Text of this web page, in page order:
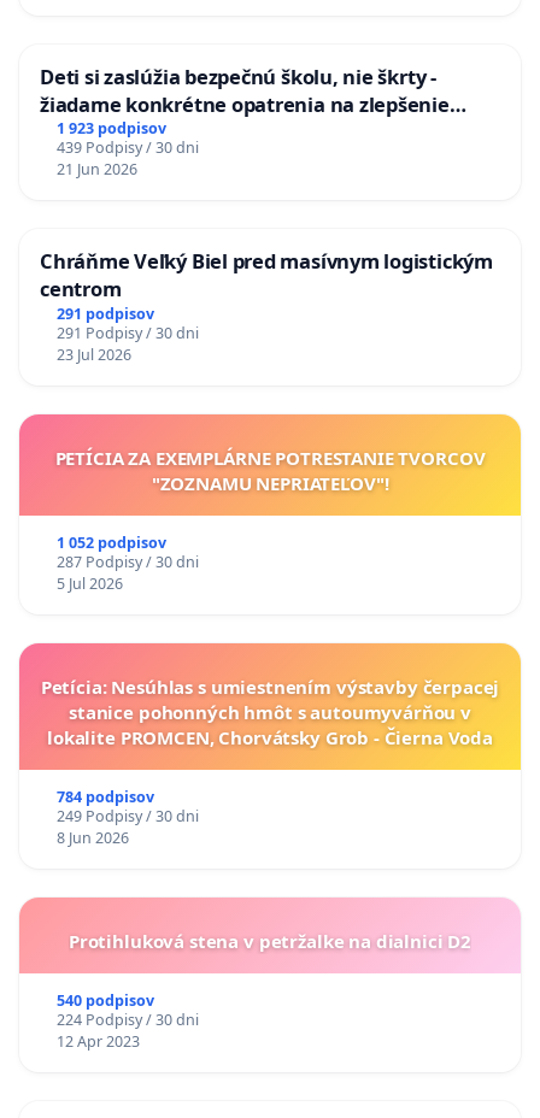
Deti si zaslúžia bezpečnú školu, nie škrty -
žiadame konkrétne opatrenia na zlepšenie
situácie v školstve
1 923 podpisov
439 Podpisy / 30 dni
21 Jun 2026
Chráňme Veľký Biel pred masívnym logistickým
centrom
291 podpisov
291 Podpisy / 30 dni
23 Jul 2026
PETÍCIA ZA EXEMPLÁRNE POTRESTANIE TVORCOV
"ZOZNAMU NEPRIATEĽOV"!
1 052 podpisov
287 Podpisy / 30 dni
5 Jul 2026
Petícia: Nesúhlas s umiestnením výstavby čerpacej
stanice pohonných hmôt s autoumyvárňou v
lokalite PROMCEN, Chorvátsky Grob - Čierna Voda
784 podpisov
249 Podpisy / 30 dni
8 Jun 2026
Protihluková stena v petržalke na dialnici D2
540 podpisov
224 Podpisy / 30 dni
12 Apr 2023